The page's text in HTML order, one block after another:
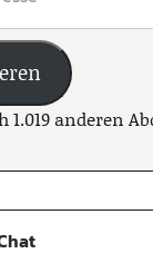
1.019 anderen